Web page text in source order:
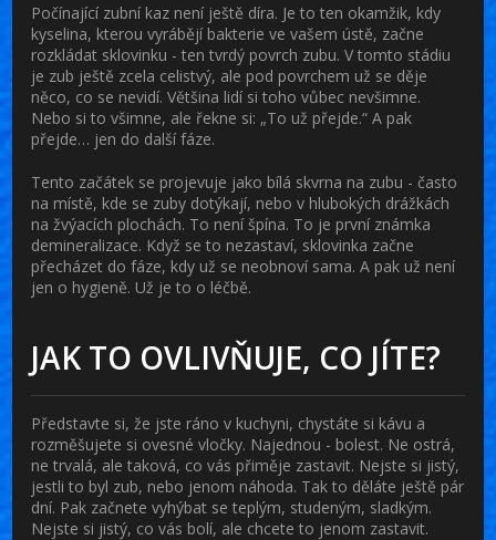
Počínající zubní kaz není ještě díra. Je to ten okamžik, kdy
kyselina, kterou vyrábějí bakterie ve vašem ústě, začne
rozkládat sklovinku - ten tvrdý povrch zubu. V tomto stádiu
je zub ještě zcela celistvý, ale pod povrchem už se děje
něco, co se nevidí. Většina lidí si toho vůbec nevšimne.
Nebo si to všimne, ale řekne si: „To už přejde.“ A pak
přejde… jen do další fáze.
Tento začátek se projevuje jako bílá skvrna na zubu - často
na místě, kde se zuby dotýkají, nebo v hlubokých drážkách
na žvýacích plochách. To není špína. To je první známka
demineralizace. Když se to nezastaví, sklovinka začne
přecházet do fáze, kdy už se neobnoví sama. A pak už není
jen o hygieně. Už je to o léčbě.
JAK TO OVLIVŇUJE, CO JÍTE?
Představte si, že jste ráno v kuchyni, chystáte si kávu a
rozměšujete si ovesné vločky. Najednou - bolest. Ne ostrá,
ne trvalá, ale taková, co vás přiměje zastavit. Nejste si jistý,
jestli to byl zub, nebo jenom náhoda. Tak to děláte ještě pár
dní. Pak začnete vyhýbat se teplým, studeným, sladkým.
Nejste si jistý, co vás bolí, ale chcete to jenom zastavit.